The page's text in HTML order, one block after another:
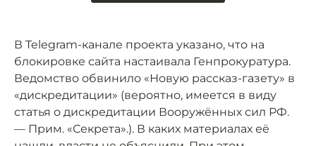
В Telegram-канале проекта указано, что на
блокировке сайта настаивала Генпрокуратура.
Ведомство обвинило «Новую рассказ-газету» в
«дискредитации» (вероятно, имеется в виду
статья о дискредитации Вооружённых сил РФ.
— Прим. «Секрета».). В каких материалах её